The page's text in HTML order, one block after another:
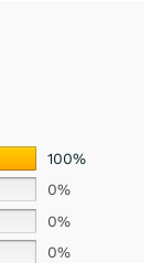
100%
0%
0%
0%